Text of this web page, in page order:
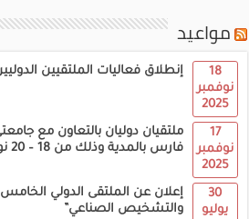
مواعيد
إنطلاق فعاليات الملتقيين
18
نوفمبر
2025
ملتقيان دوليان بالتعاون مع
فارس بالمدية وذلك من 18 – 20 نوفمبر 2025
17
نوفمبر
2025
إعلان عن الملتقى الدولي
والتشخيص الصناعي”
30
يوليو